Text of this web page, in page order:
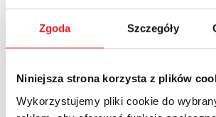
Zgoda Szczegóły
Niniejsza strona korzysta z plików
Wykorzystujemy pliki cookie do
POWRÓT
Zapytaj o szczegóły